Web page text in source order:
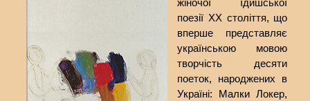
жіночої їдишської
поезії ХХ століття, що
вперше представляє
українською мовою
творчість десяти
поеток, народжених в
Україні: Малки Локер,